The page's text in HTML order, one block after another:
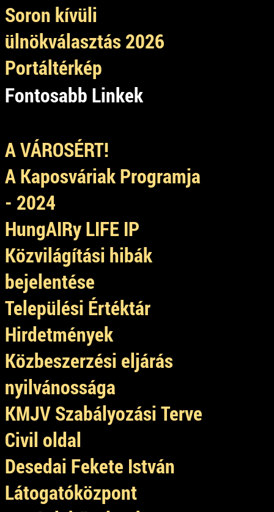
Soron kívüli
ülnökválasztás 2026
Portáltérkép
Fontosabb Linkek
A VÁROSÉRT!
A Kaposváriak Programja
- 2024
HungAIRy LIFE IP
Közvilágítási hibák
bejelentése
Települési Értéktár
Hirdetmények
Közbeszerzési eljárás
nyilvánossága
KMJV Szabályozási Terve
Civil oldal
Desedai Fekete István
Látogatóközpont